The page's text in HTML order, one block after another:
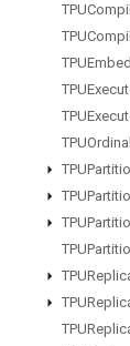
TPUOrdinal